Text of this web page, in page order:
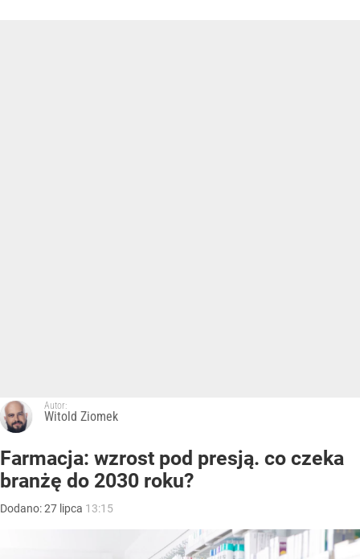
Autor:
Witold Ziomek
Farmacja: wzrost pod presją. co czeka
branżę do 2030 roku?
Dodano:27 lipca 13:15